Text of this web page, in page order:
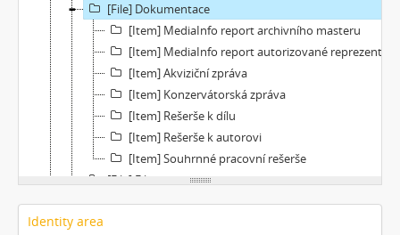
[File] Dokumentace
[Item] MediaInfo report archivního masteru
[Item] MediaInfo report autorizované reprezentace
[Item] Akviziční zpráva
[Item] Konzervátorská zpráva
[Item] Rešerše k dílu
[Item] Rešerše k autorovi
[Item] Souhrnné pracovní rešerše
[File] Filmy
[File] Náhledy
[Subseries] Yes No Yes
Identity area